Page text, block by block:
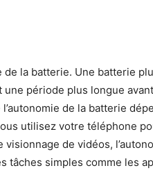
de la batterie. Une batterie
période plus longue
de la batterie
utilisez votre téléphone
de vidéos,
tâches simples comme les